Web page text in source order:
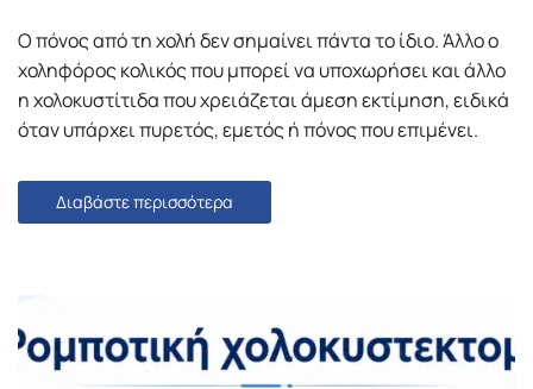
Ο πόνος από τη χολή δεν σημαίνει πάντα το ίδιο. Άλλο ο
χοληφόρος κολικός που μπορεί να υποχωρήσει και άλλο
η χολοκυστίτιδα που χρειάζεται άμεση εκτίμηση, ειδικά
όταν υπάρχει πυρετός, εμετός ή πόνος που επιμένει.
Διαβάστε περισσότερα